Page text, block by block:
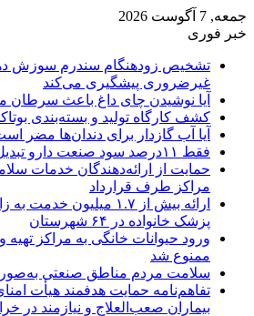
جمعه, 7 آگوست 2026
خبر فوری
تشخیص زودهنگام سندرم سوزش
غیرضروری پیشگیری می‌کند
آیا نوشیدن چای داغ باعث سرطان
کشف کارگاه تولید و بسته‌بندی
آیا آب گازدار برای دندان‌ها مضر
فقط ۱۱‌درصد سود صنعت دارو تبدیل به نقدینگی شده است
حمایت از ارائه‌دهندگان خدمات
مراکز طرف قرارداد
ارائه بیش از ۱.۷ میلیون
پزشک خانواده در ۶۴ شهرستان
ورود حیوانات خانگی به مراکز
ممنوع شد
سلامت مردم مناطق صنعتی
تفاهم‌نامه حمایت هدفمند هیأت
بیماران صعب‌العلاج و نیازمند در